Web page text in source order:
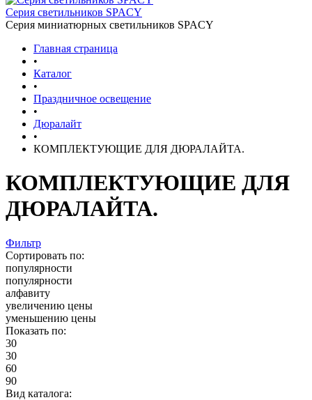
Серия светильников SPACY
Серия миниатюрных светильников SPACY
Главная страница
•
Каталог
•
Праздничное освещение
•
Дюралайт
•
КОМПЛЕКТУЮЩИЕ ДЛЯ ДЮРАЛАЙТА.
КОМПЛЕКТУЮЩИЕ ДЛЯ
ДЮРАЛАЙТА.
Фильтр
Сортировать по:
популярности
популярности
алфавиту
увеличению цены
уменьшению цены
Показать по:
30
30
60
90
Вид каталога: